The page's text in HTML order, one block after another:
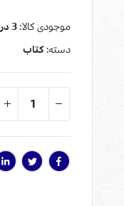
موجودی کالا:3 در انبار
دسته:کتاب